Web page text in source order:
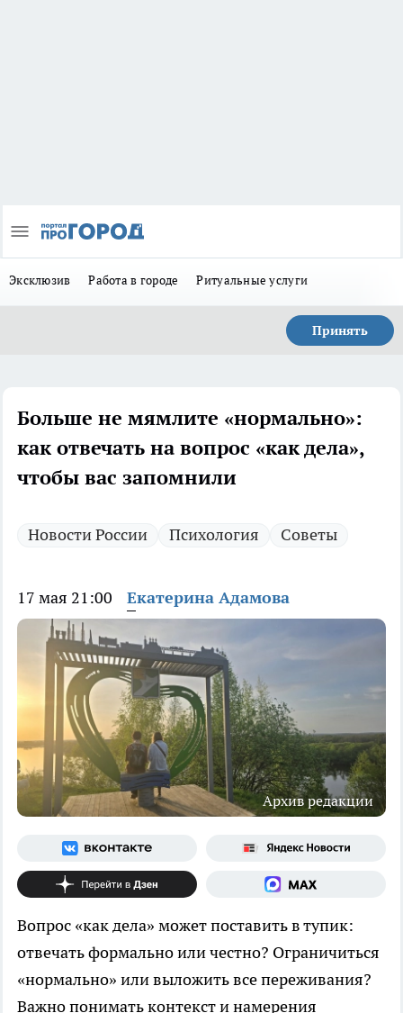
Эксклюзив Работа в городе Ритуальные услуги
Принять
Больше не мямлите «нормально»:
как отвечать на вопрос «как дела»,
чтобы вас запомнили
Новости России Психология Советы
17 мая 21:00 Екатерина Адамова
Архив редакции
Вопрос «как дела» может поставить в тупик:
отвечать формально или честно? Ограничиться
«нормально» или выложить все переживания?
Важно понимать контекст и намерения